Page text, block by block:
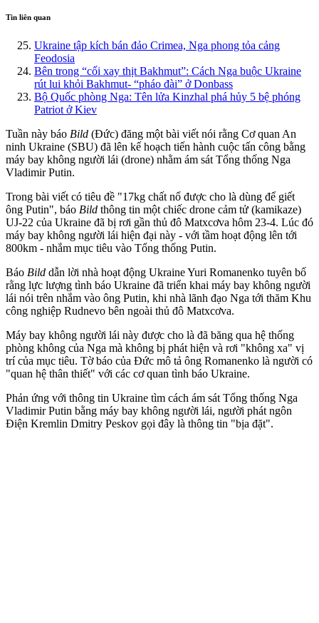
Tin liên quan
Ukraine tập kích bán đảo Crimea, Nga phong tỏa cảng
Feodosia
Bên trong “cối xay thịt Bakhmut”: Cách Nga buộc Ukraine
rút lui khỏi Bakhmut- “pháo đài” ở Donbass
Bộ Quốc phòng Nga: Tên lửa Kinzhal phá hủy 5 bệ phóng
Patriot ở Kiev
Tuần này báo Bild (Đức) đăng một bài viết nói rằng Cơ quan An
ninh Ukraine (SBU) đã lên kế hoạch tiến hành cuộc tấn công bằng
máy bay không người lái (drone) nhằm ám sát Tổng thống Nga
Vladimir Putin.
Trong bài viết có tiêu đề "17kg chất nổ được cho là dùng để giết
ông Putin", báo Bild thông tin một chiếc drone cảm tử (kamikaze)
UJ-22 của Ukraine đã bị rơi gần thủ đô Matxcơva hôm 23-4. Lúc đó
máy bay không người lái hiện đại này - với tầm hoạt động lên tới
800km - nhắm mục tiêu vào Tổng thống Putin.
Báo Bild dẫn lời nhà hoạt động Ukraine Yuri Romanenko tuyên bố
rằng lực lượng tình báo Ukraine đã triển khai máy bay không người
lái nói trên nhắm vào ông Putin, khi nhà lãnh đạo Nga tới thăm Khu
công nghiệp Rudnevo bên ngoài thủ đô Matxcơva.
Máy bay không người lái này được cho là đã băng qua hệ thống
phòng không của Nga mà không bị phát hiện và rơi "không xa" vị
trí của mục tiêu. Tờ báo của Đức mô tả ông Romanenko là người có
"quan hệ thân thiết" với các cơ quan tình báo Ukraine.
Phản ứng với thông tin Ukraine tìm cách ám sát Tổng thống Nga
Vladimir Putin bằng máy bay không người lái, người phát ngôn
Điện Kremlin Dmitry Peskov gọi đây là thông tin "bịa đặt".